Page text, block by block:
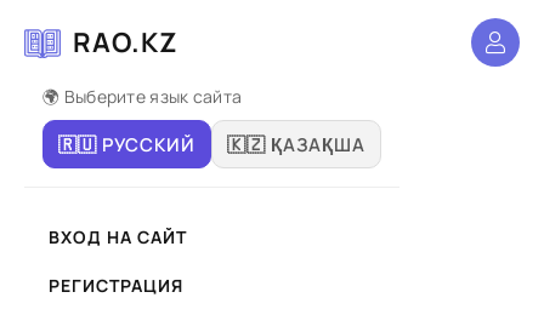
RAO.KZ
🌍 Выберите язык сайта
🇷🇺 РУССКИЙ 🇰🇿 ҚАЗАҚША
ВХОД НА САЙТ
РЕГИСТРАЦИЯ